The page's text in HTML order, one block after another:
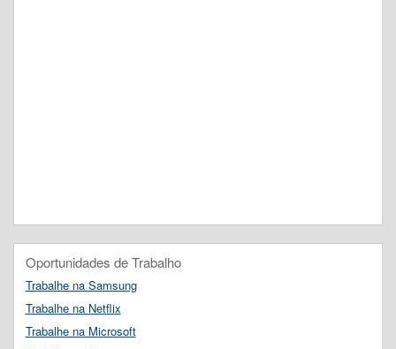
Oportunidades de Trabalho
Trabalhe na Samsung
Trabalhe na Netflix
Trabalhe na Microsoft